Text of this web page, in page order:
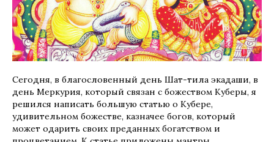
Сегодня, в благословенный день Шат-тила экадаши, в
день Меркурия, который связан с божеством Куберы, я
решился написать большую статью о Кубере,
удивительном божестве, казначее богов, который
может одарить своих преданных богатством и